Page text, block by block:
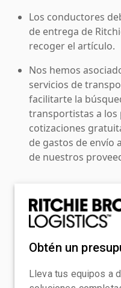
Los conductores
de entrega de
recoger el artículo.
Nos hemos
servicios de
facilitarte la
transportistas a los
cotizaciones
de gastos de envío
de nuestros
Obtén un
Lleva tus equipos a